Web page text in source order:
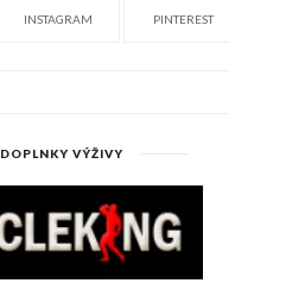
INSTAGRAM PINTEREST
DOPLNKY VÝŽIVY